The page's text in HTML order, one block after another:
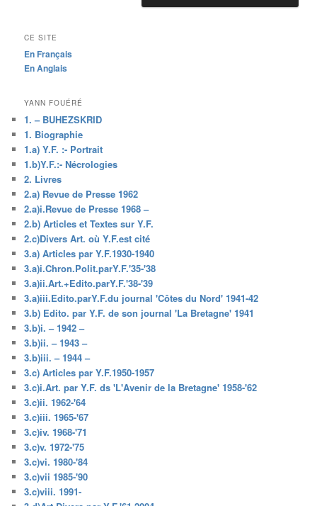
CE SITE
En Français
En Anglais
YANN FOUÉRÉ
1. – BUHEZSKRID
1. Biographie
1.a) Y.F. :- Portrait
1.b)Y.F.:- Nécrologies
2. Livres
2.a) Revue de Presse 1962
2.a)i.Revue de Presse 1968 –
2.b) Articles et Textes sur Y.F.
2.c)Divers Art. où Y.F.est cité
3.a) Articles par Y.F.1930-1940
3.a)i.Chron.Polit.parY.F.'35-'38
3.a)ii.Art.+Edito.parY.F.'38-'39
3.a)iii.Edito.parY.F.du journal 'Côtes du Nord' 1941-42
3.b) Edito. par Y.F. de son journal 'La Bretagne' 1941
3.b)i. – 1942 –
3.b)ii. – 1943 –
3.b)iii. – 1944 –
3.c) Articles par Y.F.1950-1957
3.c)i.Art. par Y.F. ds 'L'Avenir de la Bretagne' 1958-'62
3.c)ii. 1962-'64
3.c)iii. 1965-'67
3.c)iv. 1968-'71
3.c)v. 1972-'75
3.c)vi. 1980-'84
3.c)vii 1985-'90
3.c)viii. 1991-